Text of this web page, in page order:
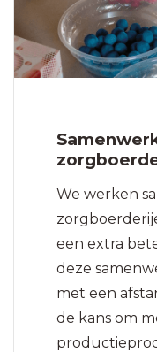
We werken
een extra
deze
met een
de kans om